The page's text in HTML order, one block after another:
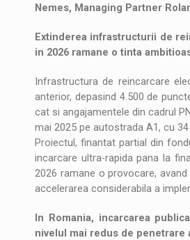
Nemes, Managing Partner
Extinderea infrastructurii de
in 2026 ramane o tinta
Infrastructura de reincarcare
anterior, depasind 4.500 de
cat si angajamentele din cadrul
mai 2025 pe autostrada A1, cu
Proiectul, finantat partial din
incarcare ultra-rapida pana la
2026 ramane o provocare,
accelerarea considerabila a
In Romania, incarcarea
nivelul mai redus de